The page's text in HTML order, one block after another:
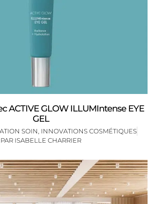
ACTIVE GLOW ILLUMIntense EYE
GEL
SOIN, INNOVATIONS COSMÉTIQUES
PAR ISABELLE CHARRIER